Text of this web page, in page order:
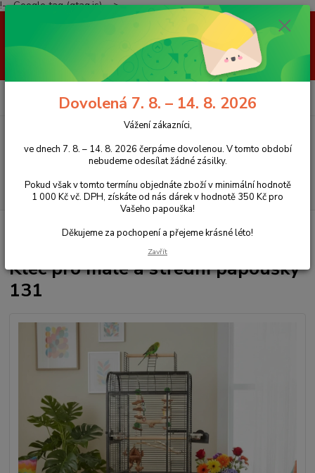
!-- Google tag (gtag.js) -->
Vážení zákazníci, ve dnech 7. 8. – 14. 8. 2026 čerpáme dovolenou. V
tomto období nebudeme odesílat žádné zásilky. Pokud však v tomto
termínu objednáte zboží v minimální hodnotě 1 000 Kč vč. DPH, získáte
od nás dárek v hodnotě 350 Kč pro Vašeho papouška! Děkujeme za
pochopení a přejeme krásné léto!
Menu
CZK
Hledat
(Po-Pá, 8-16 hod.)
malé papoušky
Klec pro malé a střední papoušky 131
Klec pro malé a střední papoušky
131
Dovolená 7. 8. – 14. 8. 2026
Vážení zákazníci,
ve dnech 7. 8. – 14. 8. 2026 čerpáme dovolenou. V tomto období
nebudeme odesílat žádné zásilky.
Pokud však v tomto termínu objednáte zboží v minimální hodnotě
1 000 Kč vč. DPH, získáte od nás dárek v hodnotě 350 Kč pro
Vašeho papouška!
Děkujeme za pochopení a přejeme krásné léto!
Zavřít